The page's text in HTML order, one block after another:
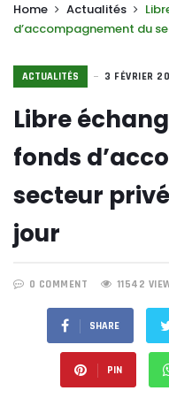
Home Actualités
d’accompagnement du
ACTUALITÉS 3 FÉVRIER
Libre
fonds
secteur
jour
0 COMMENT 11542
SHARE
PIN